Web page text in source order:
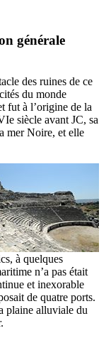
générale
des ruines de ce
du monde
fut à l’origine de la
siècle avant JC, sa
mer Noire, et elle
à quelques
n’a pas était
et inexorable
de quatre ports.
plaine alluviale du